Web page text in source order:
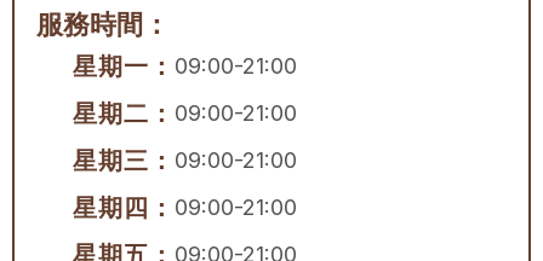
服務時間：
星期一： 09:00-21:00
星期二： 09:00-21:00
星期三： 09:00-21:00
星期四： 09:00-21:00
星期五： 09:00-21:00